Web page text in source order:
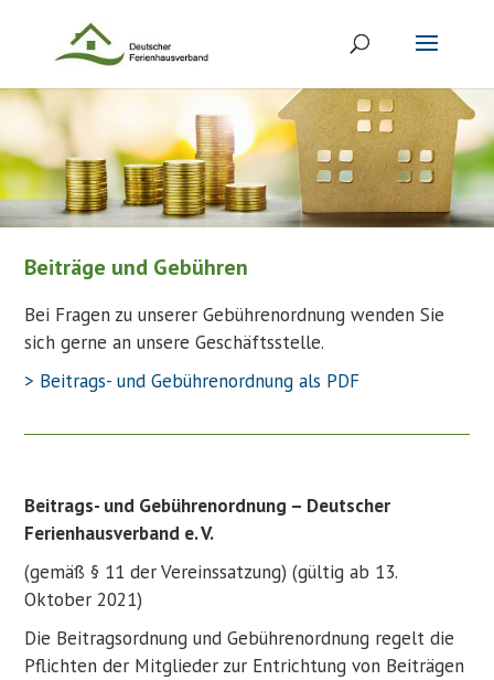
Beiträge und Gebühren
Bei Fragen zu unserer Gebührenordnung wenden Sie
sich gerne an unsere Geschäftsstelle.
> Beitrags- und Gebührenordnung als PDF
​Beitrags- und Gebührenordnung – Deutscher
Ferienhausverband e. V.
(gemäß § 11 der Vereinssatzung) (gültig ab 13.
Oktober 2021)
Die Beitragsordnung und Gebührenordnung regelt die
Pflichten der Mitglieder zur Entrichtung von Beiträgen